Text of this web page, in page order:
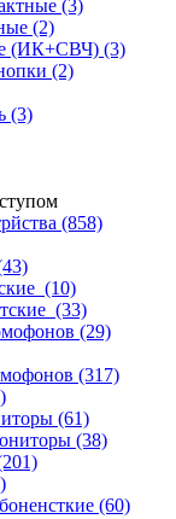
(3)
(2)
(ИК+СВЧ) (3)
(2)
(3)
(858)
(10)
(33)
(29)
(317)
(61)
(38)
(60)